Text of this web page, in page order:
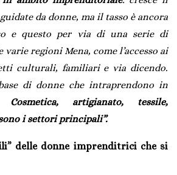
da donne, ma il tasso è ancora
e questo per via di una serie di
regioni Mena, come l’accesso ai
culturali, familiari e via dicendo.
di donne che intraprendono in
Cosmetica, artigianato, tessile,
i settori principali”.
delle donne imprenditrici che si